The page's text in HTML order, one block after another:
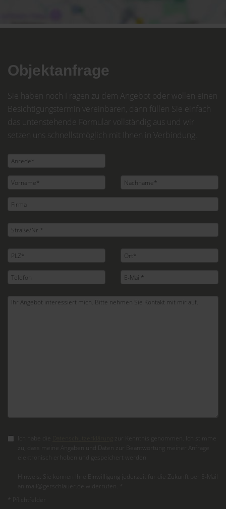
Objektanfrage
Sie haben noch Fragen zu dem Angebot oder wollen einen
Besichtigungstermin vereinbaren, dann füllen Sie einfach
das untenstehende Formular vollständig aus und wir
setzen uns schnellstmöglich mit Ihnen in Verbindung.
Ich habe die
zur Kenntnis genommen. Ich stimme
zu, dass meine Angaben und Daten zur Beantwortung meiner Anfrage
elektronisch erhoben und gespeichert werden.
Hinweis: Sie können Ihre Einwilligung jederzeit für die Zukunft per E-Mail
an mail@gerschlauer.de widerrufen. *
* Pflichtfelder